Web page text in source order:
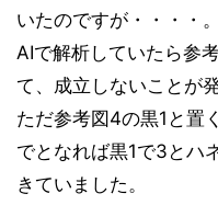
いたのですが・・・・。
AIで解析していたら参
て、成立しないことが
ただ参考図4の黒1と置
でとなれば黒1で3とハ
きていました。